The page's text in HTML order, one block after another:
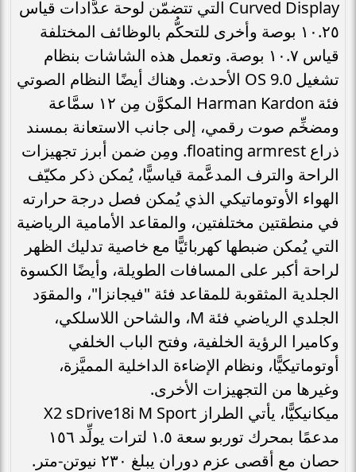
Curved Display التي تتضمّن لوحة عدَّادات قياس
١٠.٢٥ بوصة وأخرى للتحكُّم بالوظائف المختلفة
قياس ١٠.٧ بوصة. وتعمل هذه الشاشات بنظام
تشغيل OS 9.0 الأحدث. وهناك أيضًا النظام الصوتي
فئة Harman Kardon المكوَّن مِن ١٢ سمَّاعة
ومضخِّم صوت رقمي، إلى جانب الاستعانة بمسند
ذراع floating armrest. ومِن ضمن أبرز تجهيزات
الراحة والترف المدعَّمة قياسيًّا، يُمكن ذكر مكيّف
الهواء الأوتوماتيكي الذي يُمكن فصل درجة حرارته
في منطقتين مختلفتين، والمقاعد الأمامية الرياضية
التي يُمكن ضبطها كهربائيًّا مع خاصية تدليك الظهر
لراحة أكبر على المسافات الطويلة، وأيضًا الكسوة
الجلدية المثقوبة للمقاعد فئة "فيجانزا"، والمقوَد
الجلدي الرياضي فئة M، والشاحن اللاسلكي،
وكاميرا الرؤية الخلفية، وفتح الباب الخلفي
أوتوماتيكيًّا، ونظام الإضاءة الداخلية المميَّزة،
وغيرها من التجهيزات الأخرى.
ميكانيكيًّا، يأتي الطراز X2 sDrive18i M Sport
مدعمًا بمحرك توربو سعة ١.٥ لترات يولِّد ١٥٦
حصان مع أقصى عزم دوران يبلغ ٢٣٠ نيوتن-متر.